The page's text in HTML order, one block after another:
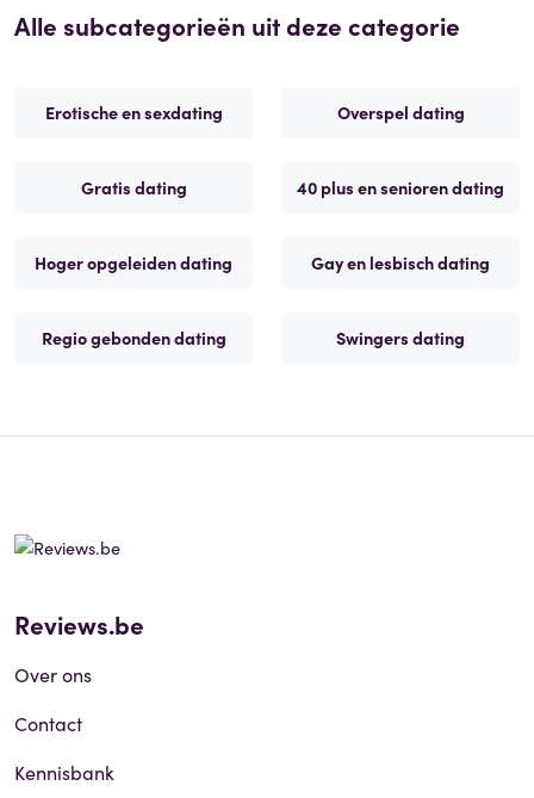
Alle subcategorieën uit deze categorie
Erotische en sexdating Overspel dating
Gratis dating 40 plus en senioren dating
Hoger opgeleiden dating Gay en lesbisch dating
Regio gebonden dating Swingers dating
Reviews.be
Over ons
Contact
Kennisbank